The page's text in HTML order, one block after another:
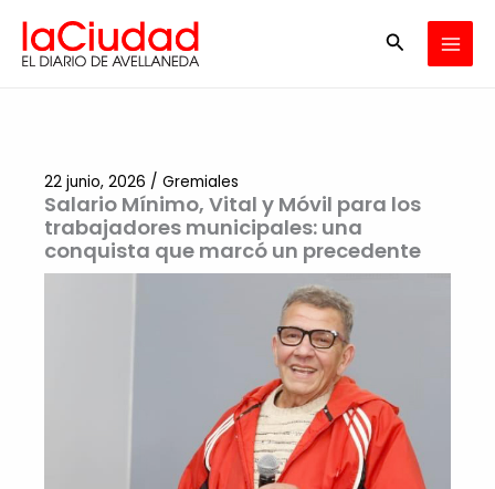
contenido
Buscar
Salario Mínimo, Vital y Móvil para los
trabajadores municipales: una
conquista que marcó un precedente
22 junio, 2026 / Gremiales